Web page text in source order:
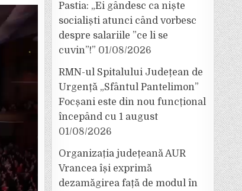
Pastia: „Ei gândesc ca niște
socialiști atunci când vorbesc
despre salariile ”ce li se
cuvin”!” 01/08/2026
RMN-ul Spitalului Județean de
Urgență „Sfântul Pantelimon”
Focșani este din nou funcțional
începând cu 1 august
01/08/2026
Organizația județeană AUR
Vrancea își exprimă
dezamăgirea față de modul în